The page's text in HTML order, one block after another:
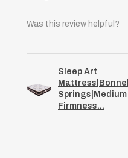
Was this review helpful?
Sleep Art
Mattress|Bonnell
Springs|Medium
Firmness...